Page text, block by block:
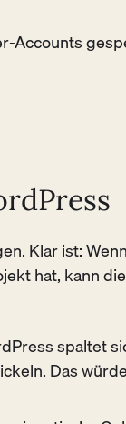
Accounts
Klar ist:
hat, kann
spaltet
Das